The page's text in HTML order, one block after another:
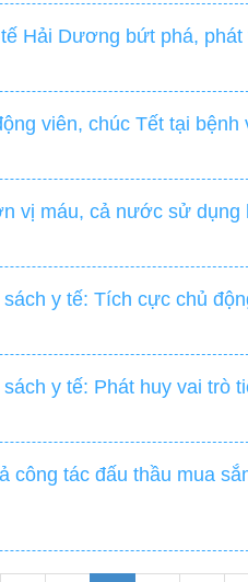
Hải Dương bứt phá,
viên, chúc Tết tại
vị máu, cả nước sử
y tế: Tích cực chủ
y tế: Phát huy vai trò
công tác đấu thầu mua